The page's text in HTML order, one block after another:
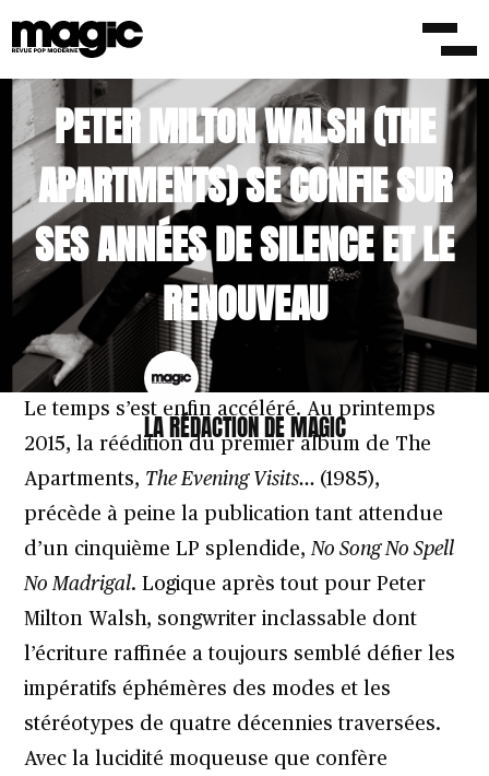
PETER MILTON WALSH (THE
APARTMENTS) SE CONFIE SUR
SES ANNÉES DE SILENCE ET LE
RENOUVEAU
LA RÉDACTION DE MAGIC
Le temps s’est enfin accéléré. Au printemps
2015, la réédition du premier album de The
Apartments, The Evening Visits… (1985),
précède à peine la publication tant attendue
d’un cinquième LP splendide,No Song No Spell
No Madrigal. Logique après tout pour Peter
Milton Walsh, songwriter inclassable dont
l’écriture raffinée a toujours semblé défier les
impératifs éphémères des modes et les
stéréotypes de quatre décennies traversées.
Avec la lucidité moqueuse que confère